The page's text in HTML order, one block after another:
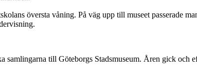
översta våning. På väg upp till museet passerade
samlingarna till Göteborgs Stadsmuseum. Åren gick och